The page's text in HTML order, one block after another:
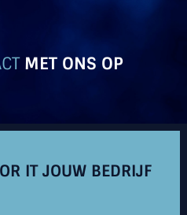
MET ONS OP
IT JOUW BEDRIJF